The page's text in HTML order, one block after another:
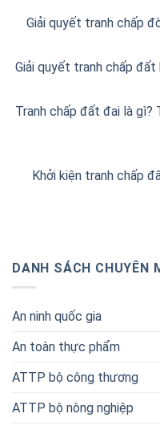
Giải quyết tranh chấp
Giải quyết tranh chấp
Tranh chấp đất đai là
Khởi kiện tranh chấp
DANH SÁCH CHUYÊN
An ninh quốc gia
An toàn thực phẩm
ATTP bộ công thương
ATTP bộ nông nghiệp